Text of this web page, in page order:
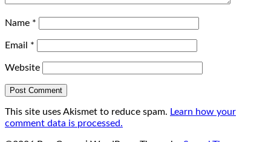
Name *
Email *
Website
This site uses Akismet to reduce spam. Learn how your
comment data is processed.